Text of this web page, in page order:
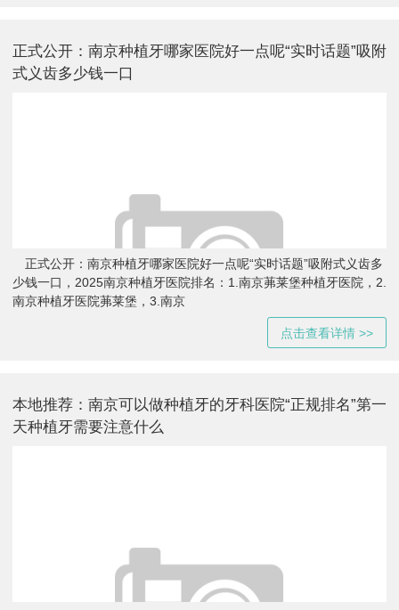
正式公开：南京种植牙哪家医院好一点呢“实时话题”吸附
式义齿多少钱一口
正式公开：南京种植牙哪家医院好一点呢“实时话题”吸附式义齿多
少钱一口，2025南京种植牙医院排名：1.南京茀莱堡种植牙医院，2.
南京种植牙医院茀莱堡，3.南京
点击查看详情 >>
本地推荐：南京可以做种植牙的牙科医院“正规排名”第一
天种植牙需要注意什么